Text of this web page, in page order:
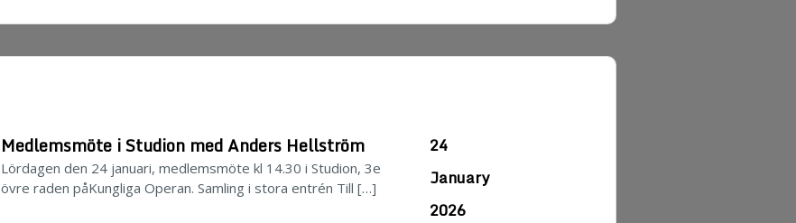
Medlemsmöte i Studion med Anders Hellström
Lördagen den 24 januari, medlemsmöte kl 14.30 i Studion, 3e
övre raden påKungliga Operan. Samling i stora entrén Till […]
24
January
2026